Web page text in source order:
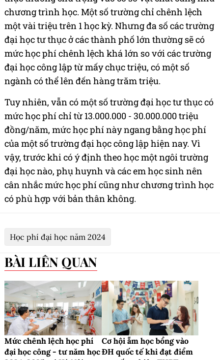
chương trình học. Một số trường chỉ chênh lệch
một vài triệu trên 1 học kỳ. Nhưng đa số các trường
đại học tư thục ở các thành phố lớn thường sẽ có
mức học phí chênh lệch khá lớn so với các trường
đại học công lập từ mấy chục triệu, có một số
ngành có thể lên đến hàng trăm triệu.
Tuy nhiên, vẫn có một số trường đại học tư thục có
mức học phí chỉ từ 13.000.000 - 30.000.000 triệu
đồng/năm, mức học phí này ngang bằng học phí
của một số trường đại học công lập hiện nay. Vì
vậy, trước khi có ý định theo học một ngôi trường
đại học nào, phụ huynh và các em học sinh nên
cân nhắc mức học phí cũng như chương trình học
có phù hợp với bản thân không.
Học phí đại học năm 2024
BÀI LIÊN QUAN
Mức chênh lệch học phí
đại học công - tư năm học
Cơ hội ẵm học bổng vào
ĐH quốc tế khi đạt điểm